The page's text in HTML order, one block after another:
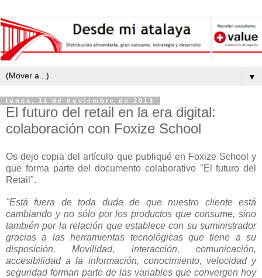
▼
lunes, 11 de noviembre de 2013
El futuro del retail en la era digital:
colaboración con Foxize School
Os dejo copia del artículo que publiqué en Foxize School y
que forma parte del documento colaborativo "El futuro del
Retail".
"Está fuera de toda duda de que nuestro cliente está
cambiando y no sólo por los productos que consume, sino
también por la relación que establece con su suministrador
gracias a las herramientas tecnológicas que tiene a su
disposición. Movilidad, interacción, comunicación,
accesibilidad a la información, conocimiento, velocidad y
seguridad forman parte de las variables que convergen hoy